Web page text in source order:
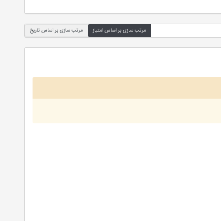
مرتب سازی بر اساس امتیاز مرتب سازی بر اساس تاریخ